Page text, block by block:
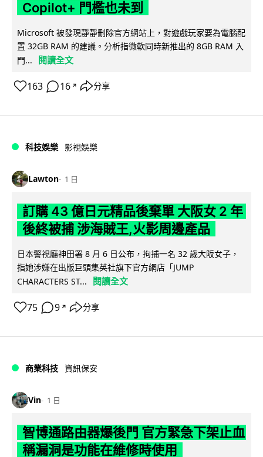
Copilot+ 門檻也未到
Microsoft 被發現靜靜刪除官方網站上，對遊戲玩家要為電腦配
置 32GB RAM 的建議。分析指微軟同時新推出的 8GB RAM 入
門...
閱讀全文
163 16 ↗ 分享
科技娛樂 影視娛樂
Lawton 1 日
訂購 43 億日元精品後棄單 大阪女 2 年
後終被捕 涉海賊王,火影周邊產品
日本警視廳神田署 8 月 6 日公布，拘捕一名 32 歲大阪女子，
指她涉嫌在出版巨頭集英社旗下官方網店「JUMP
CHARACTERS ST...
閱讀全文
75 9 ↗ 分享
商業科技 資訊保安
Vin 1 日
智博通路由器爆後門 官方緊急下架止血
稱漏洞是功能在維修時使用